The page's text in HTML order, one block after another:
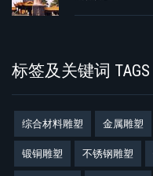
标签及关键词 TAGS
综合材料雕塑 金属雕塑
锻铜雕塑 不锈钢雕塑